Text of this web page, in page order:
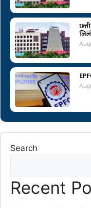
Search
Recent